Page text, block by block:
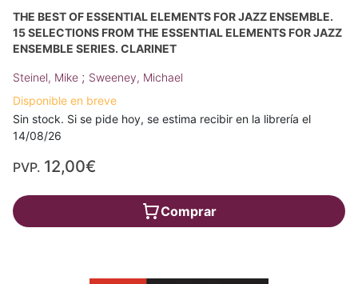
THE BEST OF ESSENTIAL ELEMENTS FOR JAZZ ENSEMBLE.
15 SELECTIONS FROM THE ESSENTIAL ELEMENTS FOR JAZZ
ENSEMBLE SERIES. CLARINET
Steinel, Mike ; Sweeney, Michael
Disponible en breve
Sin stock. Si se pide hoy, se estima recibir en la librería el
14/08/26
PVP. 12,00€
Comprar